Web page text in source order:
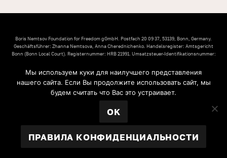
Boris Nemtsov Foundation for Freedom gGmbH. Postfach 20 09 37, 53139, Bonn, Germany.
Geschäftsführer: Zhanna Nemtsova, Anna Cherednichenko. Handelsregister: Amtsgericht
Bonn (Bonn Local Court). Registernummer: HRB 21991. Umsatzsteuer-Identifikationsnummer:
© 2026 Фонд Бориса Немцова за Свободу.
IMPRESSUM
УСТАВ ФОНДА
ПРАВИЛА КОНФИДЕНЦИАЛЬНОСТИ
Мы используем куки для наилучшего представления
нашего сайта. Если Вы продолжите использовать сайт, мы
будем считать что Вас это устраивает.
OK
ПРАВИЛА КОНФИДЕНЦИАЛЬНОСТИ